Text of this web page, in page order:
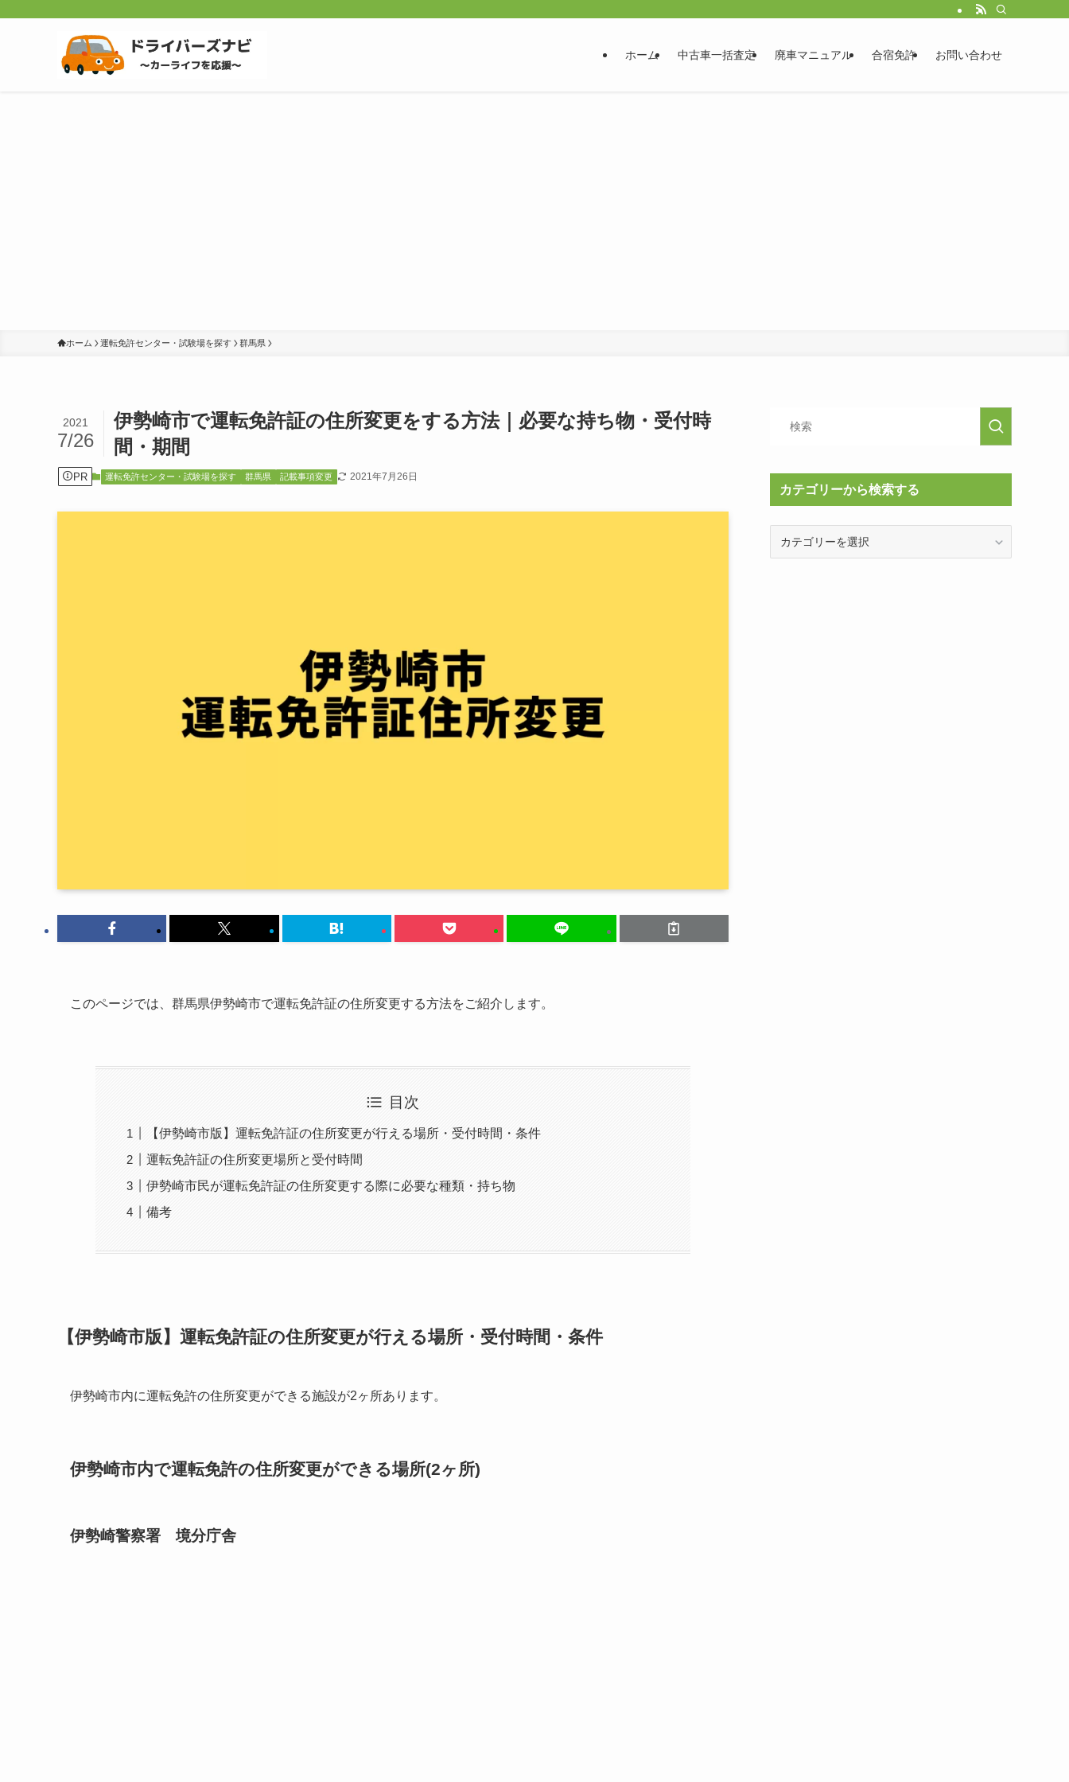
ホーム 中古車一括査定 廃車マニュアル 合宿免許 お問い合わせ
ホーム 運転免許センター・試験場を探す 群馬県
伊勢崎市で運転免許証の住所変更をする方法｜必要な持ち物・受付時
間・期間
2021
7/26
PR 運転免許センター・試験場を探す 群馬県 記載事項変更 2021年7月26日
このページでは、群馬県伊勢崎市で運転免許証の住所変更する方法をご紹介します。
目次
【伊勢崎市版】運転免許証の住所変更が行える場所・受付時間・条件
運転免許証の住所変更場所と受付時間
伊勢崎市民が運転免許証の住所変更する際に必要な種類・持ち物
備考
【伊勢崎市版】運転免許証の住所変更が行える場所・受付時間・条件
伊勢崎市内に運転免許の住所変更ができる施設が2ヶ所あります。
伊勢崎市内で運転免許の住所変更ができる場所(2ヶ所)
伊勢崎警察署 境分庁舎
カテゴリーから検索する